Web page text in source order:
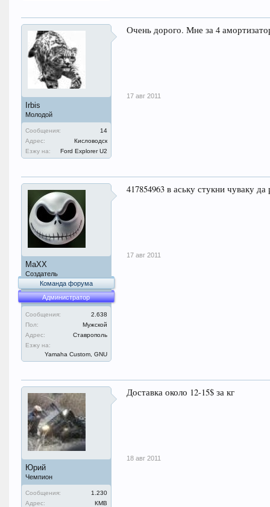
Irbis
Молодой
Сообщения:
14
Адрес:
Кисловодск
Езжу на:
Ford Explorer U2
Очень дорого. Мне за 4
17 авг 2011
MaXX
Создатель
Команда форума
Администратор
Сообщения:
2.638
Пол:
Мужской
Адрес:
Ставрополь
Езжу на:
Yamaha Custom, GNU
417854963 в аську стукни чуваку
17 авг 2011
Юрий
Чемпион
Сообщения:
1.230
Адрес:
КМВ
Доставка около 12-15$ за кг
18 авг 2011